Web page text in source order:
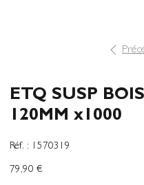
ETQ SUSP
120MM x1000
Réf. :
SKU
1570319
1570319
Prix
79,90 €